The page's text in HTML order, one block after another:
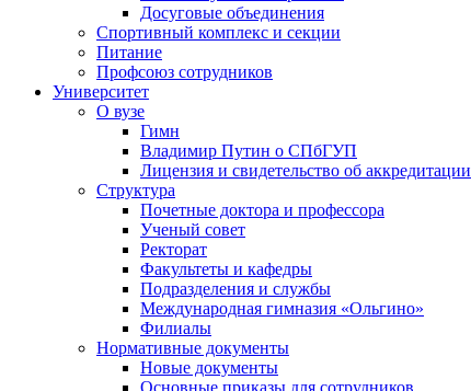
Досуговые объединения
Спортивный комплекс и секции
Питание
Профсоюз сотрудников
Университет
О вузе
Гимн
Владимир Путин о СПбГУП
Лицензия и свидетельство об аккредитации
Структура
Почетные доктора и профессора
Ученый совет
Ректорат
Факультеты и кафедры
Подразделения и службы
Международная гимназия «Ольгино»
Филиалы
Нормативные документы
Новые документы
Основные приказы для сотрудников